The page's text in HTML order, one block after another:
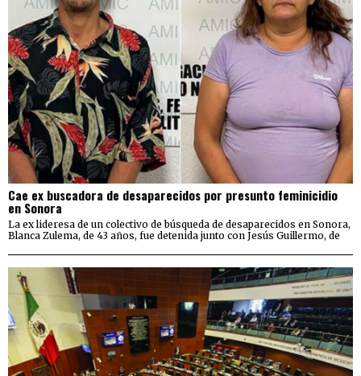
Cae ex buscadora de desaparecidos por presunto feminicidio
en Sonora
La ex lideresa de un colectivo de búsqueda de desaparecidos en Sonora,
Blanca Zulema, de 43 años, fue detenida junto con Jesús Guillermo, de